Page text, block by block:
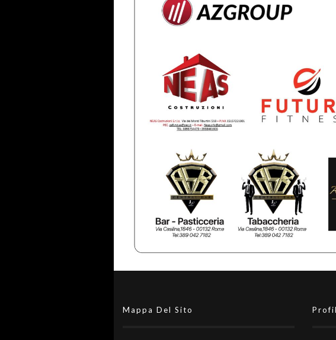
Mappa Del Sito